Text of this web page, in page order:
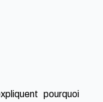
pourquoi